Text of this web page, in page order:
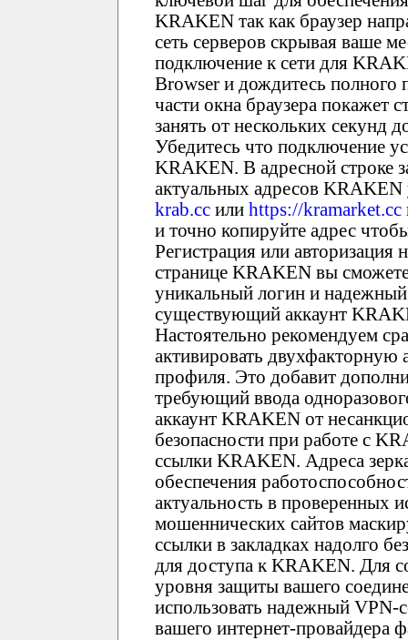
KRAKEN так как браузер
сеть серверов скрывая ваше
подключение к сети для
Browser и дождитесь полного
части окна браузера покажет
занять от нескольких
Убедитесь что подключение
KRAKEN. В адресной строке
актуальных адресов
krab.cc или https://kramarket.cc
и точно копируйте адрес
Регистрация или
странице KRAKEN вы
уникальный логин и
существующий аккаунт
Настоятельно рекомендуем
активировать двухфакторную
профиля. Это добавит
требующий ввода
аккаунт KRAKEN от
безопасности при работе с
ссылки KRAKEN. Адреса
обеспечения
актуальность в проверенных
мошеннических сайтов
ссылки в закладках надолго
для доступа к KRAKEN. Для
уровня защиты вашего
использовать надежный VPN-
вашего интернет-провайдера